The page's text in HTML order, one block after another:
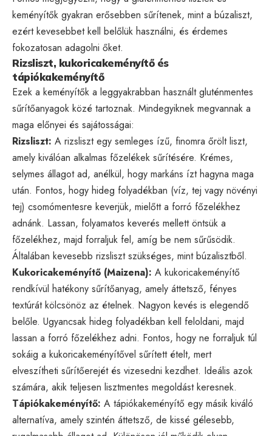
keményítők gyakran erősebben sűrítenek, mint a búzaliszt,
ezért kevesebbet kell belőlük használni, és érdemes
fokozatosan adagolni őket.
Rizsliszt, kukoricakeményítő és
tápiókakeményítő
Ezek a keményítők a leggyakrabban használt gluténmentes
sűrítőanyagok közé tartoznak. Mindegyiknek megvannak a
maga előnyei és sajátosságai:
Rizsliszt: A rizsliszt egy semleges ízű, finomra őrölt liszt,
amely kiválóan alkalmas főzelékek sűrítésére. Krémes,
selymes állagot ad, anélkül, hogy markáns ízt hagyna maga
után. Fontos, hogy hideg folyadékban (víz, tej vagy növényi
tej) csomómentesre keverjük, mielőtt a forró főzelékhez
adnánk. Lassan, folyamatos keverés mellett öntsük a
főzelékhez, majd forraljuk fel, amíg be nem sűrűsödik.
Általában kevesebb rizsliszt szükséges, mint búzalisztből.
Kukoricakeményítő (Maizena): A kukoricakeményítő
rendkívül hatékony sűrítőanyag, amely áttetsző, fényes
textúrát kölcsönöz az ételnek. Nagyon kevés is elegendő
belőle. Ugyancsak hideg folyadékban kell feloldani, majd
lassan a forró főzelékhez adni. Fontos, hogy ne forraljuk túl
sokáig a kukoricakeményítővel sűrített ételt, mert
elveszítheti sűrítőerejét és vizesedni kezdhet. Ideális azok
számára, akik teljesen lisztmentes megoldást keresnek.
Tápiókakeményítő: A tápiókakeményítő egy másik kiváló
alternatíva, amely szintén áttetsző, de kissé gélesebb,